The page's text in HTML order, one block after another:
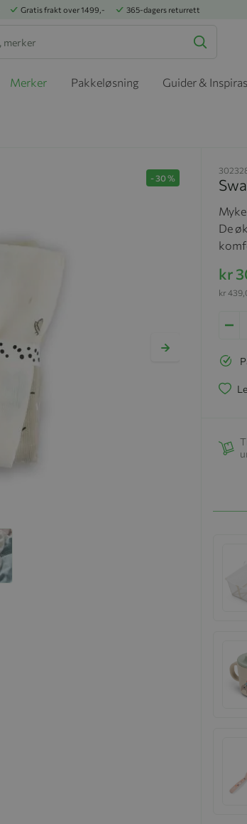
Gratis frakt over 1499,- 365-dagers returrett
Merker Pakkeløsning Guider &
- 30 %
De
kr
kr